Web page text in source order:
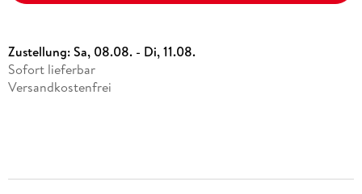
Zustellung:Sa, 08.08. - Di, 11.08.
Sofort lieferbar
Versandkostenfrei